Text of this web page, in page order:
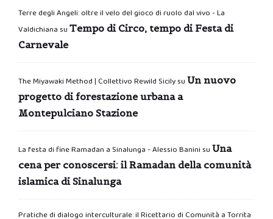
Terre degli Angeli: oltre il velo del gioco di ruolo dal vivo - La
Valdichiana su Tempo di Circo, tempo di Festa di
Carnevale
The Miyawaki Method | Collettivo Rewild Sicilysu Un nuovo
progetto di forestazione urbana a
Montepulciano Stazione
La festa di fine Ramadan a Sinalunga - Alessio Banini su Una
cena per conoscersi: il Ramadan della comunità
islamica di Sinalunga
Pratiche di dialogo interculturale: il Ricettario di Comunità a Torrita